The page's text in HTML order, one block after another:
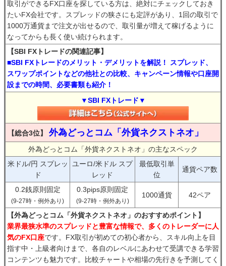
取引ができるFX口座を探している方は、絶対にチェックしておき
たいFX会社です。スプレッドの狭さにも定評があり、1回の取引で
1000万通貨まで注文が出せるので、取引量が増えて稼げるように
なってからも長く使い続けられます。
【SBI FXトレードの関連記事】
■SBI FXトレードのメリット・デメリットを解説！ スプレッド、
スワップポイントなどの他社との比較、キャンペーン情報や口座開
設までの時間、必要書類も紹介！
▼SBI FXトレード▼
【総合3位】 外為どっとコム「外貨ネクストネオ」
外為どっとコム「外貨ネクストネオ」の主なスペック
米ドル/円 スプレッ
ド
ユーロ/米ドル スプ
レッド
最低取引単
位
通貨ペア数
0.2銭原則固定
(9-27時・例外あり)
0.3pips原則固定
(9-27時・例外あり)
1000通貨 42ペア
【外為どっとコム「外貨ネクストネオ」のおすすめポイント】
業界最狭水準のスプレッドと豊富な情報で、多くのトレーダーに人
気のFX口座です。FX取引が初めての初心者から、スキル向上を目
指す中・上級者向けまで、各自のレベルにあわせて受講できる学習
コンテンツも魅力です。比較チャートや相場の先行きを予測してく